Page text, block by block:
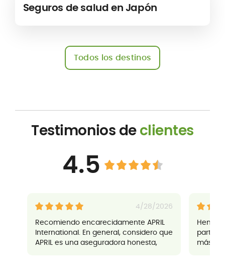
Seguros de salud en Japón
Todos los destinos
Testimonios declientes
4.5
4/28/2026
Recomiendo encarecidamente APRIL
International. En general, considero que
APRIL es una aseguradora honesta,
Hemos
parte
más de